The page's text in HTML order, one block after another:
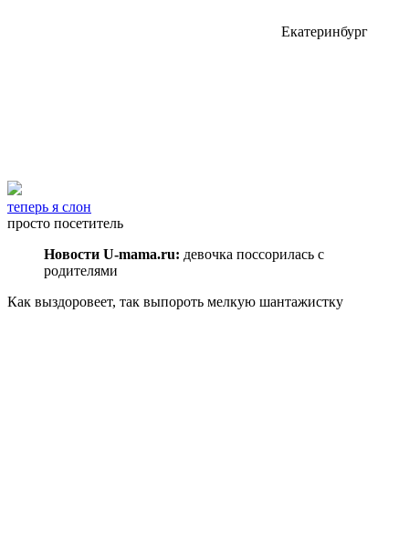
Екатеринбург
теперь я слон
просто посетитель
Новости U-mama.ru: девочка поссорилась с
родителями
Как выздоровеет, так выпороть мелкую шантажистку